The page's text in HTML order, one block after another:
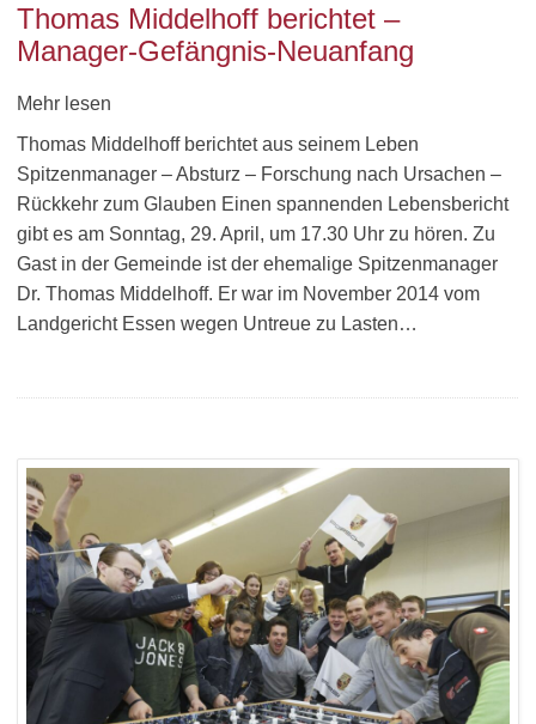
Thomas Middelhoff berichtet –
Manager-Gefängnis-Neuanfang
Mehr lesen
Thomas Middelhoff berichtet aus seinem Leben
Spitzenmanager – Absturz – Forschung nach Ursachen –
Rückkehr zum Glauben Einen spannenden Lebensbericht
gibt es am Sonntag, 29. April, um 17.30 Uhr zu hören. Zu
Gast in der Gemeinde ist der ehemalige Spitzenmanager
Dr. Thomas Middelhoff. Er war im November 2014 vom
Landgericht Essen wegen Untreue zu Lasten…